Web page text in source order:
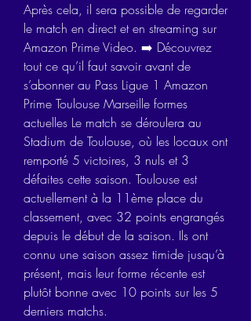
Après cela, il sera possible de regarder
le match en direct et en streaming sur
Amazon Prime Video. ➡️ Découvrez
tout ce qu’il faut savoir avant de
s’abonner au Pass Ligue 1 Amazon
Prime Toulouse Marseille formes
actuelles Le match se déroulera au
Stadium de Toulouse, où les locaux ont
remporté 5 victoires, 3 nuls et 3
défaites cette saison. Toulouse est
actuellement à la 11ème place du
classement, avec 32 points engrangés
depuis le début de la saison. Ils ont
connu une saison assez timide jusqu’à
présent, mais leur forme récente est
plutôt bonne avec 10 points sur les 5
derniers matchs.